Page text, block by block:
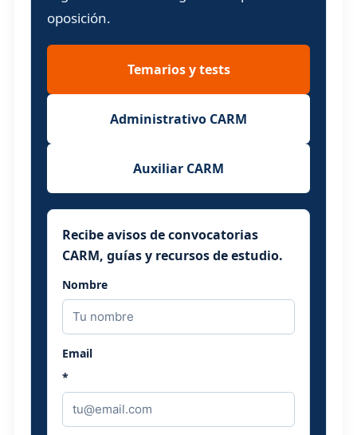
oposición.
Temarios y tests
Administrativo CARM
Auxiliar CARM
Recibe avisos de convocatorias
CARM, guías y recursos de estudio.
Nombre
Email
*